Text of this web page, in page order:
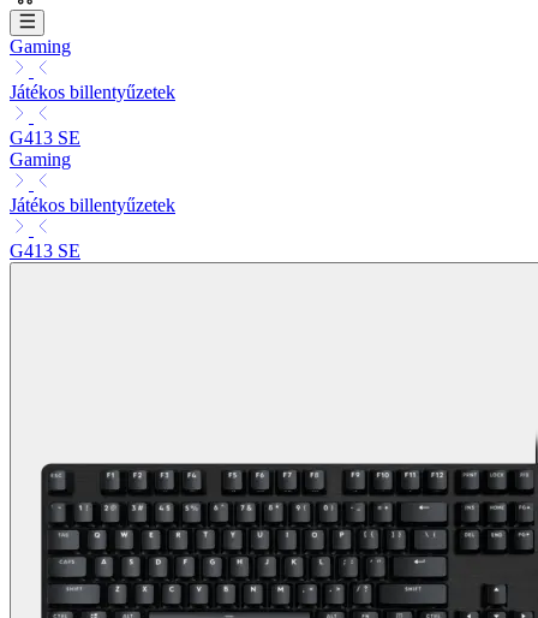
Gaming
Játékos billentyűzetek
G413 SE
Gaming
Játékos billentyűzetek
G413 SE